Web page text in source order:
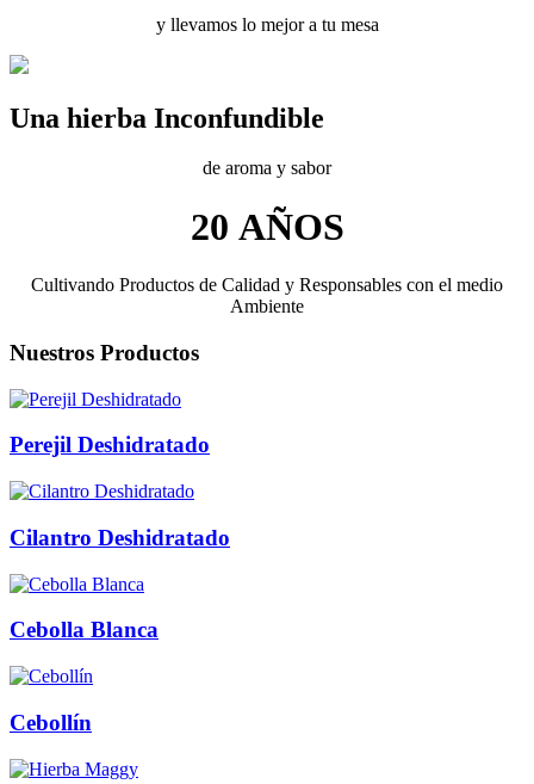
y llevamos lo mejor a tu mesa
Una hierba Inconfundible
de aroma y sabor
20 AÑOS
Cultivando Productos de Calidad y Responsables con el medio
Ambiente
Nuestros Productos
Perejil Deshidratado
Cilantro Deshidratado
Cebolla Blanca
Cebollín